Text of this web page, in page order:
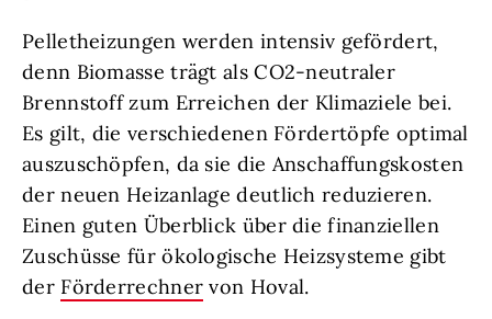
Pelletheizungen werden intensiv gefördert,
denn Biomasse trägt als CO2-neutraler
Brennstoff zum Erreichen der Klimaziele bei.
Es gilt, die verschiedenen Fördertöpfe optimal
auszuschöpfen, da sie die Anschaffungskosten
der neuen Heizanlage deutlich reduzieren.
Einen guten Überblick über die finanziellen
Zuschüsse für ökologische Heizsysteme gibt
der Förderrechner von Hoval.